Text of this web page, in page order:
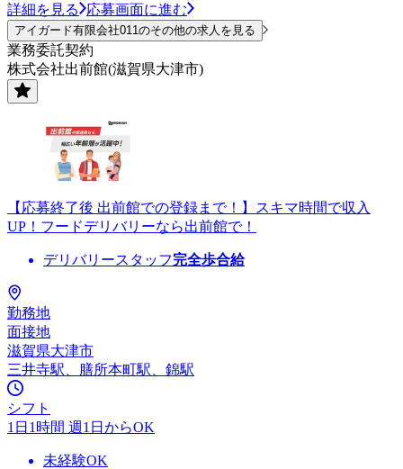
詳細を見る 応募画面に進む
アイガード有限会社011のその他の求人を見る
業務委託契約
株式会社出前館(滋賀県大津市)
【応募終了後 出前館での登録まで！】スキマ時間で収入
UP！フードデリバリーなら出前館で！
デリバリースタッフ完全歩合給
勤務地
面接地
滋賀県大津市
三井寺駅、膳所本町駅、錦駅
シフト
1日1時間 週1日からOK
未経験OK